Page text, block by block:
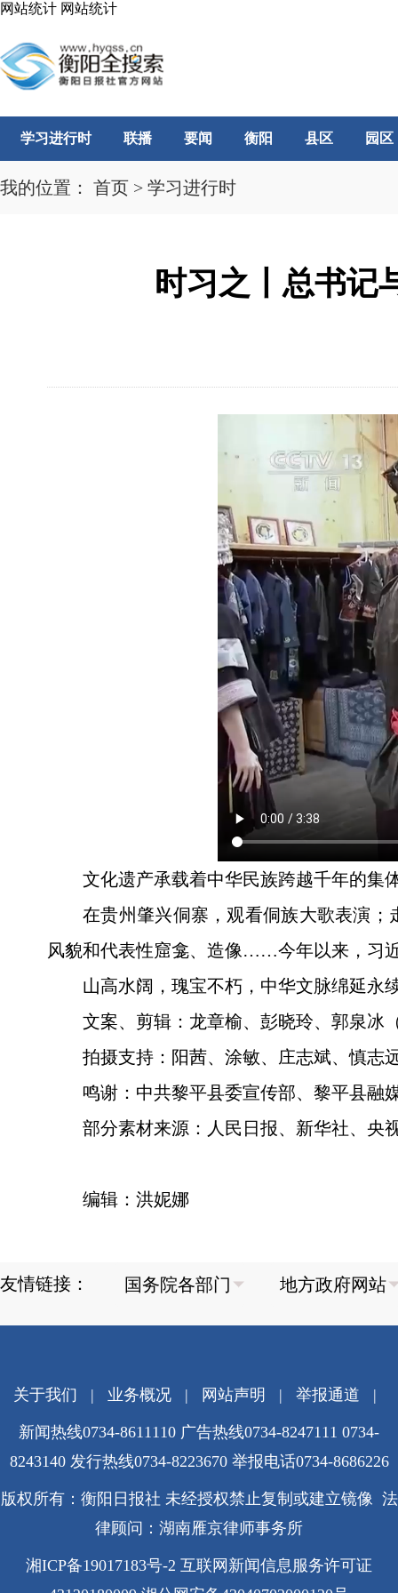
网站统计 网站统计
学习进行时 联播 要闻 衡阳 县区 园区
我的位置： 首页 > 学习进行时
时习之丨总书记
文化遗产承载着中华民族跨越千年的集
在贵州肇兴侗寨，观看侗族大歌表演
风貌和代表性窟龛、造像……今年以来，习
山高水阔，瑰宝不朽，中华文脉绵延永
文案、剪辑：龙章榆、彭晓玲、郭泉冰
拍摄支持：阳茜、涂敏、庄志斌、慎志
鸣谢：中共黎平县委宣传部、黎平县融
部分素材来源：人民日报、新华社、央
编辑：洪妮娜
友情链接：
关于我们 | 业务概况| 网站声明 | 举报通道 |
新闻热线0734-8611110 广告热线0734-8247111 0734-
8243140 发行热线0734-8223670 举报电话0734-8686226
版权所有：衡阳日报社 未经授权禁止复制或建立镜像 法
律顾问：湖南雁京律师事务所
湘ICP备19017183号-2 互联网新闻信息服务许可证